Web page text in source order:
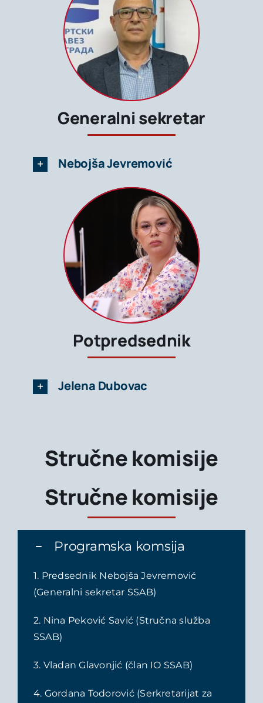
Generalni sekretar
Nebojša Jevremović
Potpredsednik
Jelena Dubovac
Stručne komisije
Stručne komisije
Programska komsija
1. Predsednik Nebojša Jevremović
(Generalni sekretar SSAB)
2. Nina Peković Savić (Stručna služba
SSAB)
3. Vladan Glavonjić (član IO SSAB)
4. Gordana Todorović (Serkretarijat za